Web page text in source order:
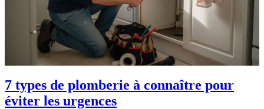
7 types de plomberie à connaître pour
éviter les urgences